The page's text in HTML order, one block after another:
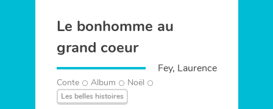
Le bonhomme au
grand coeur
Fey, Laurence
Conte Album Noël
Les belles histoires